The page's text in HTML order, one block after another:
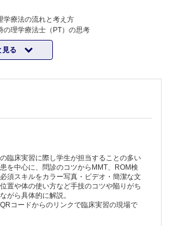
療法の流れと考え方
学療法士（PT）の思考
点を4つの項目に分類し整理する
の優先順位を決めるか
優先順位を決めるか
え方－まとめ－
きたいテクニック
ための問診
導入）
医・看護師からの情報収集）
診と触診
認できると良いこと
を想定したROM検査とMMT
見る
臨床実習に際し学生が担当することの多い
を中心に、問診のコツからMMT、ROM検
須スキルをカラー写真・ビデオ・簡潔な文
置や体の使い方など手技のコツや陥りがち
がら具体的に解説。
コードからのリンクで臨床実習の現場で